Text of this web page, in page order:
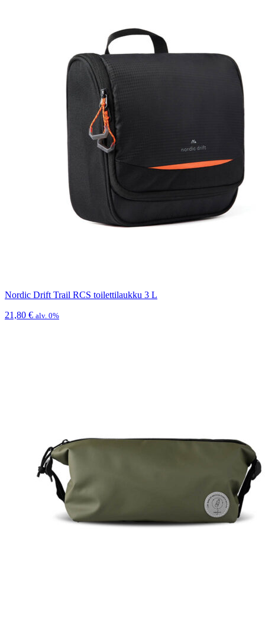
Nordic Drift Trail RCS toilettilaukku 3 L
21,80 € alv. 0%